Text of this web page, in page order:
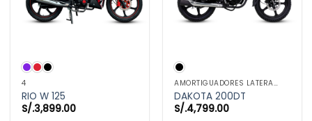
4
RIO W 125
S/.3,899.00
AMORTIGUADORES LATERALES
DAKOTA 200DT
S/.4,799.00